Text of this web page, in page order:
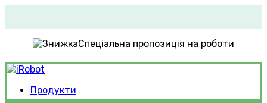
Спеціальна пропозиція на роботи
Продукти